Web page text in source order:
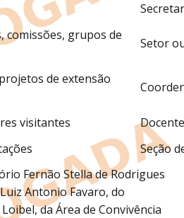
comissões, grupos de
Setor
de extensão
visitantes
Seção
Fernão Stella de Rodrigues
Antonio Favaro, do
da Área de Convivência